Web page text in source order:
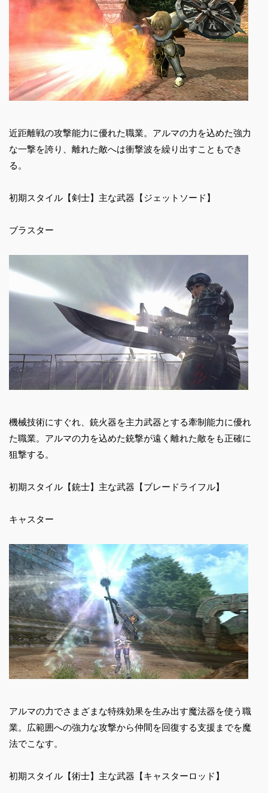
近距離戦の攻撃能力に優れた職業。アルマの力を込めた強力
な一撃を誇り、離れた敵へは衝撃波を繰り出すこともでき
る。
初期スタイル【剣士】主な武器【ジェットソード】
ブラスター
機械技術にすぐれ、銃火器を主力武器とする牽制能力に優れ
た職業。アルマの力を込めた銃撃が遠く離れた敵をも正確に
狙撃する。
初期スタイル【銃士】主な武器【ブレードライフル】
キャスター
アルマの力でさまざまな特殊効果を生み出す魔法器を使う職
業。広範囲への強力な攻撃から仲間を回復する支援までを魔
法でこなす。
初期スタイル【術士】主な武器【キャスターロッド】